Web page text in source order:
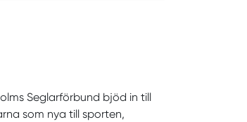
Seglarförbund bjöd in till
som nya till sporten,